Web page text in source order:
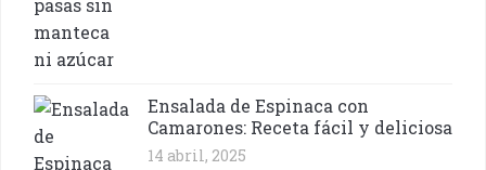
Ensalada de Espinaca con
Camarones: Receta fácil y deliciosa
14 abril, 2025